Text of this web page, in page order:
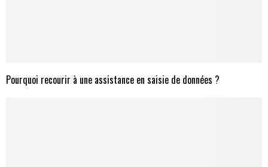
Pourquoi recourir à une assistance en saisie de données ?